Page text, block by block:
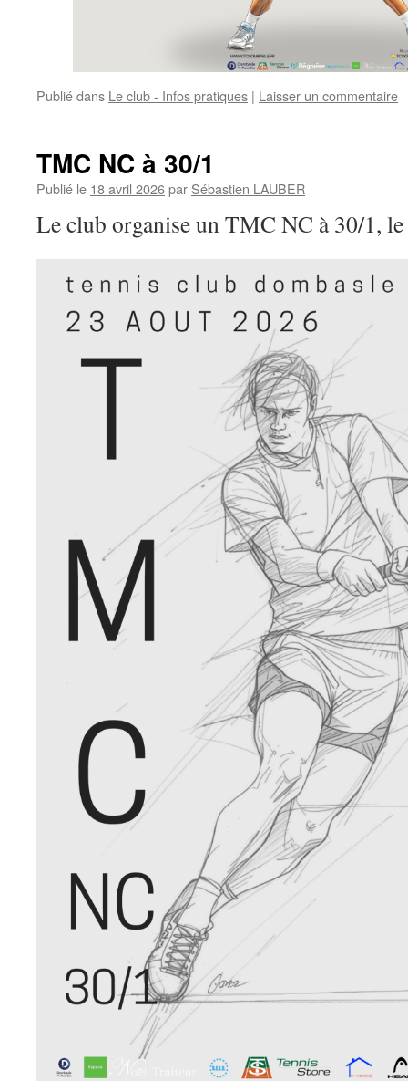
Publié dans Le club - Infos pratiques | Laisser un commentaire
TMC NC à 30/1
Publié le 18 avril 2026par Sébastien LAUBER
Le club organise un TMC NC à 30/1,